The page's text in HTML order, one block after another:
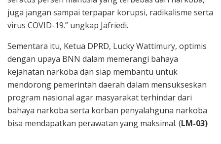
juga jangan sampai terpapar korupsi, radikalisme serta
virus COVID-19.” ungkap Jafriedi.
Sementara itu, Ketua DPRD, Lucky Wattimury, optimis
dengan upaya BNN dalam memerangi bahaya
kejahatan narkoba dan siap membantu untuk
mendorong pemerintah daerah dalam mensukseskan
program nasional agar masyarakat terhindar dari
bahaya narkoba serta korban penyalahguna narkoba
bisa mendapatkan perawatan yang maksimal. (LM-03)